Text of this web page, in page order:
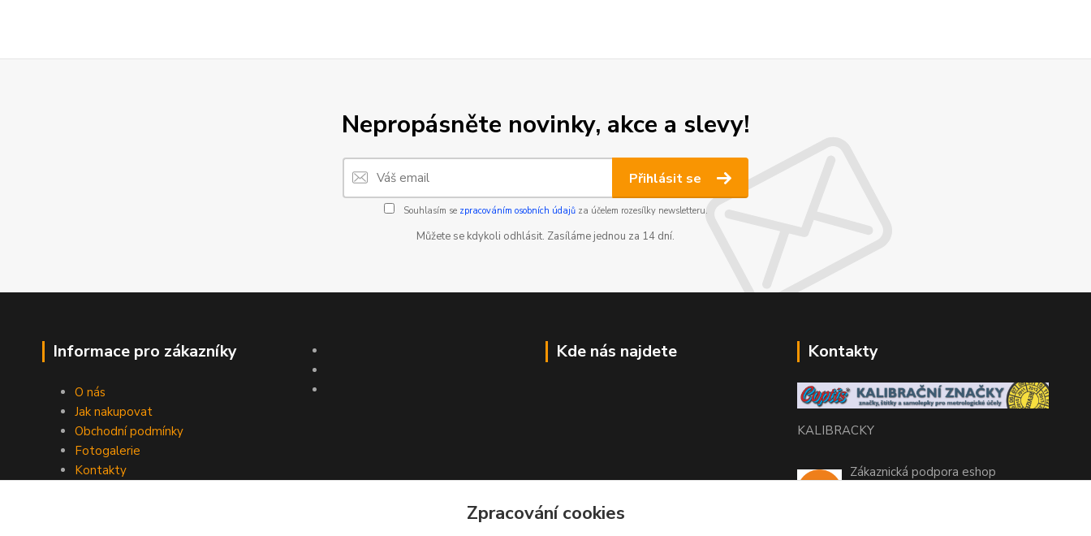
Nepropásněte novinky, akce a slevy!
Přihlásit se
Souhlasím se zpracováním osobních údajůza účelem rozesílky newsletteru.
Můžete se kdykoli odhlásit. Zasíláme jednou za 14 dní.
Informace pro zákazníky
O nás
Jak nakupovat
Obchodní podmínky
Fotogalerie
Kontakty
Kde nás najdete Kontakty
KALIBRACKY
Zákaznická podpora eshop
Zpracování cookies